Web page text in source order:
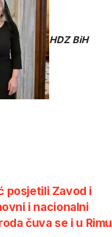
HDZ BiH
posjetili Zavod i
i nacionalni
čuva se i u Rimu